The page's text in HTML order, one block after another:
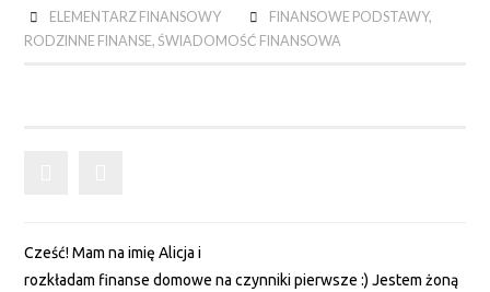
DZIECKO
FINANSOWA
ELEMENTARZ FINANSOWY FINANSOWE PODSTAWY,
RODZINNE FINANSE,ŚWIADOMOŚĆ FINANSOWA
Cześć! Mam na imię Alicja i
rozkładam finanse domowe na czynniki pierwsze :) Jestem żoną